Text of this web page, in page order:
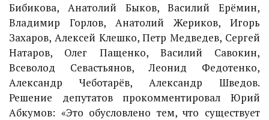
Бибикова, Анатолий Быков, Василий Ерёмин,
Владимир Горлов, Анатолий Жериков, Игорь
Захаров, Алексей Клешко, Петр Медведев, Сергей
Натаров, Олег Пащенко, Василий Савокин,
Всеволод Севастьянов, Леонид Федотенко,
Александр Чеботарёв, Александр Шведов.
Решение депутатов прокомментировал Юрий
Абкумов: «Это обусловлено тем, что существует